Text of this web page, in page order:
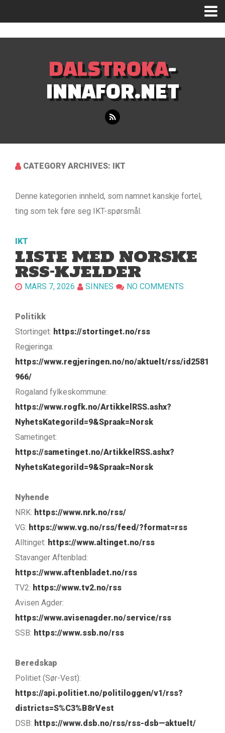
DALSTROKA-
INNAFOR.NET
CATEGORY ARCHIVES: IKT
Denne kategorien innheld, som namnet kanskje fortel,
ting som tek føre seg IKT-spørsmål.
IKT
LISTE MED NORSKE
RSS-KJELDER
MARS 7, 2026 SINNES NO COMMENTS
Politikk
Stortinget: https://stortinget.no/rss
Regjeringa:
https://www.regjeringen.no/no/aktuelt/rss/id2581
966/
Rogaland fylkeskommune:
https://www.rogfk.no/ArtikkelRSS.ashx?
NyhetsKategoriId=9&Spraak=Norsk
Sametinget:
https://sametinget.no/ArtikkelRSS.ashx?
NyhetsKategoriId=9&Spraak=Norsk
Nyhende
NRK: https://www.nrk.no/rss/
VG: https://www.vg.no/rss/feed/?format=rss
Alltinget: https://www.altinget.no/rss
Stavanger Aftenblad:
https://www.aftenbladet.no/rss
TV2: https://www.tv2.no/rss
Avisen Agder:
https://www.avisenagder.no/service/rss
SSB: https://www.ssb.no/rss
Beredskap
Politiet (Sør-Vest):
https://api.politiet.no/politiloggen/v1/rss?
districts=S%C3%B8rVest
DSB: https://www.dsb.no/rss/rss-dsb—aktuelt/